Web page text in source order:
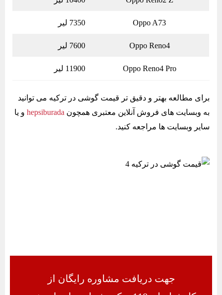
Oppo A73 7350 لیر
Oppo Reno4 7600 لیر
Oppo Reno4 Pro 11900 لیر
برای مطالعه بهتر و دقیق تر قیمت گوشی در ترکیه می توانید
به وبسایت های فروش آنلاین معتبری همچون hepsiburada و یا
سایر وبسایت ها مراجعه کنید.
جهت دریافت مشاوره رایگان از